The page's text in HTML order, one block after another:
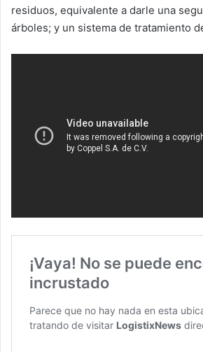
residuos, equivalente a darle una
árboles; y un sistema de tratamiento